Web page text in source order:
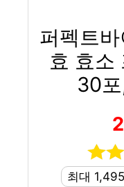
퍼펙트
효 효소
30
최대